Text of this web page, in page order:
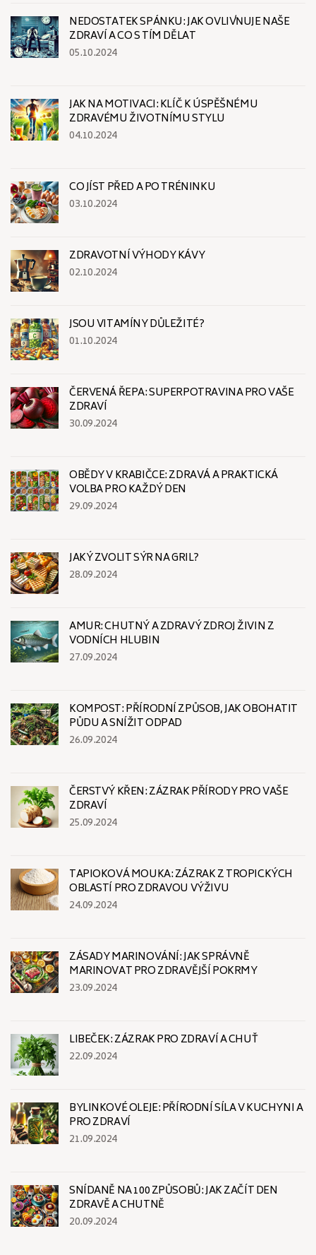
NEDOSTATEK SPÁNKU: JAK OVLIVŇUJE NAŠE
ZDRAVÍ A CO S TÍM DĚLAT
05.10.2024
JAK NA MOTIVACI: KLÍČ K ÚSPĚŠNÉMU
ZDRAVÉMU ŽIVOTNÍMU STYLU
04.10.2024
CO JÍST PŘED A PO TRÉNINKU
03.10.2024
ZDRAVOTNÍ VÝHODY KÁVY
02.10.2024
JSOU VITAMÍNY DŮLEŽITÉ?
01.10.2024
ČERVENÁ ŘEPA: SUPERPOTRAVINA PRO VAŠE
ZDRAVÍ
30.09.2024
OBĚDY V KRABIČCE: ZDRAVÁ A PRAKTICKÁ
VOLBA PRO KAŽDÝ DEN
29.09.2024
JAKÝ ZVOLIT SÝR NA GRIL?
28.09.2024
AMUR: CHUTNÝ A ZDRAVÝ ZDROJ ŽIVIN Z
VODNÍCH HLUBIN
27.09.2024
KOMPOST: PŘÍRODNÍ ZPŮSOB, JAK OBOHATIT
PŮDU A SNÍŽIT ODPAD
26.09.2024
ČERSTVÝ KŘEN: ZÁZRAK PŘÍRODY PRO VAŠE
ZDRAVÍ
25.09.2024
TAPIOKOVÁ MOUKA: ZÁZRAK Z TROPICKÝCH
OBLASTÍ PRO ZDRAVOU VÝŽIVU
24.09.2024
ZÁSADY MARINOVÁNÍ: JAK SPRÁVNĚ
MARINOVAT PRO ZDRAVĚJŠÍ POKRMY
23.09.2024
LIBEČEK: ZÁZRAK PRO ZDRAVÍ A CHUŤ
22.09.2024
BYLINKOVÉ OLEJE: PŘÍRODNÍ SÍLA V KUCHYNI A
PRO ZDRAVÍ
21.09.2024
SNÍDANĚ NA 100 ZPŮSOBŮ: JAK ZAČÍT DEN
ZDRAVĚ A CHUTNĚ
20.09.2024